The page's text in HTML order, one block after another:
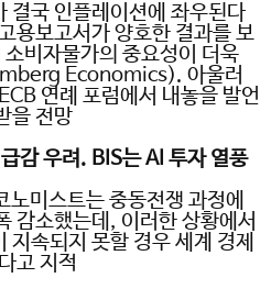
결국 인플레이션에 좌우된다
용보고서가 양호한 결과를 보
소비자물가의 중요성이 더욱
Economics). 아울러
ECB 연례 포럼에서 내놓을 발언
을 전망
감 우려. BIS는AI 투자 열풍
노미스트는 중동전쟁 과정에
감소했는데 , 이러한 상황에서
속되지 못할 경우 세계 경제
고 지적